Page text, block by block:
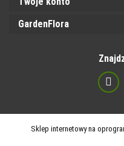
GardenFlora
Sklep internetowy na